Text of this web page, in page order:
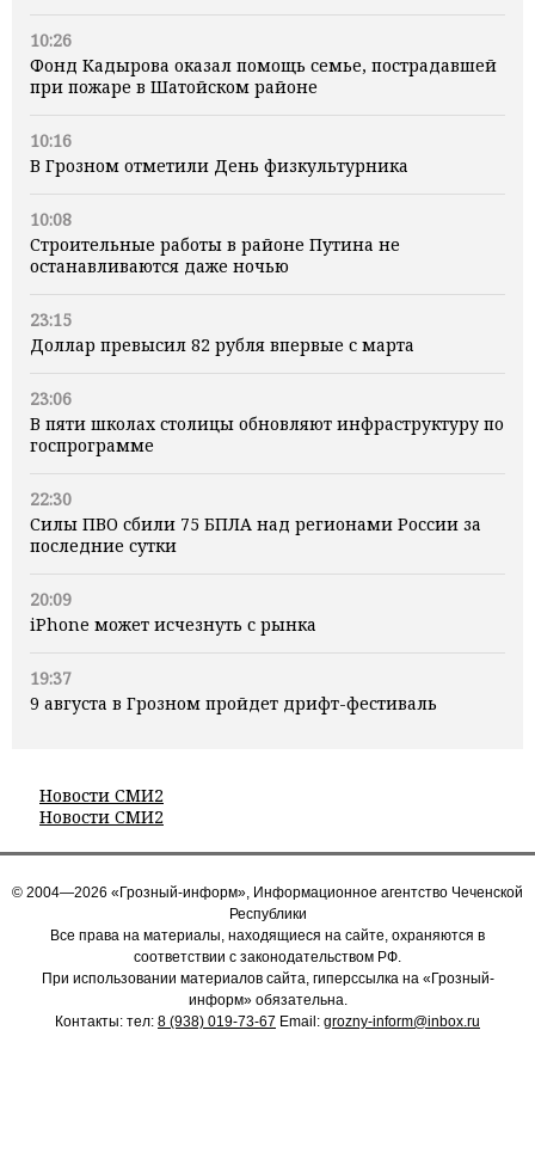
10:26
Фонд Кадырова оказал помощь семье, пострадавшей
при пожаре в Шатойском районе
10:16
В Грозном отметили День физкультурника
10:08
Строительные работы в районе Путина не
останавливаются даже ночью
23:15
Доллар превысил 82 рубля впервые с марта
23:06
В пяти школах столицы обновляют инфраструктуру по
госпрограмме
22:30
Силы ПВО сбили 75 БПЛА над регионами России за
последние сутки
20:09
iPhone может исчезнуть с рынка
19:37
9 августа в Грозном пройдет дрифт-фестиваль
Новости СМИ2
Новости СМИ2
© 2004—2026 «Грозный-информ», Информационное агентство Чеченской
Республики
Все права на материалы, находящиеся на сайте, охраняются в
соответствии с законодательством РФ.
При использовании материалов сайта, гиперссылка на «Грозный-
информ» обязательна.
Контакты: тел: 8 (938) 019-73-67 Email: grozny-inform@inbox.ru